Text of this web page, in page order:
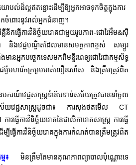
ល់ដ៏ល្អឥតខ្ជោះដើម្បីឱ្យអ្នកអាចទុកចិត្តក្នុងការ
កចំពោះនូវរាល់អ្នកជំនាញ។
គ្លីនីកធ្វើការវិនិច្ឆ័យរោគជាមួយរូបភាព-ជោរៃអឹម&ស៊ី
និងវេជ្ជបណ្ឌិតដែលមានសមត្ថភាពខ្ពស់ សម្បូរ
នកបច្ចេកទេសមកពីមន្ទីរពេទ្យជោរៃជាកម្មសិទ្ធ
កជម្ងឺមហារីកក្រអូមមាត់លឿនរហ័ស និងត្រឹមត្រូវពិត
បករណ៍វេជ្ជសាស្រ្តទំនើបទាន់សម័យត្រូវបាននាំចូល
ស័យវេជ្ជសាស្ត្រដូចជា៖ ការសុងថតមើល CT
វើការវិនិច្ឆ័យរោគនៃជាលិការោគសាស្ត្រ ការធ្វើ
វើការវិនិច្ឆ័យរោគក្នុងការកំណត់បានត្រឹមត្រូវពិត
ម៖ មិនត្រឹមតែមានគុណភាពព្យាបាលប៉ុណ្ណោះទេ